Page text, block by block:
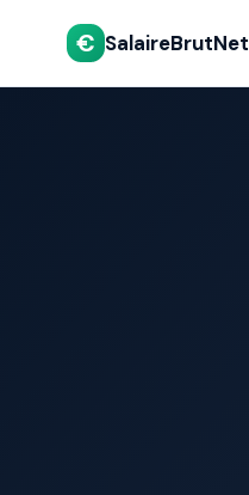
€ SalaireBrutNet